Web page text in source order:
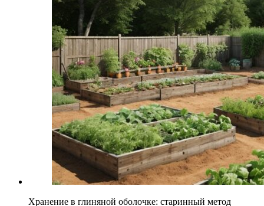
Хранение в глиняной оболочке: старинный метод